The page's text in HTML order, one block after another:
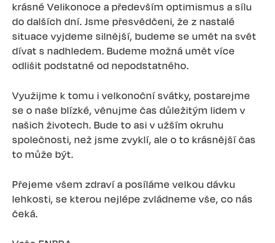
krásné Velikonoce a především optimismus a sílu
do dalších dní. Jsme přesvědčeni, že z nastalé
situace vyjdeme silnější, budeme se umět na svět
dívat s nadhledem. Budeme možná umět více
odlišit podstatné od nepodstatného.
Využijme k tomu i velkonoční svátky, postarejme
se o naše blízké, věnujme čas důležitým lidem v
našich životech. Bude to asi v užším okruhu
společnosti, než jsme zvyklí, ale o to krásnější čas
to může být.
Přejeme všem zdraví a posíláme velkou dávku
lehkosti, se kterou nejlépe zvládneme vše, co nás
čeká.